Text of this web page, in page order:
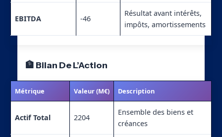
EBITDA -46
Résultat avant intérêts,
impôts, amortissements
🏦 Bilan De L’Action
Métrique Valeur (M€) Description
Actif Total 2204
Ensemble des biens et
créances